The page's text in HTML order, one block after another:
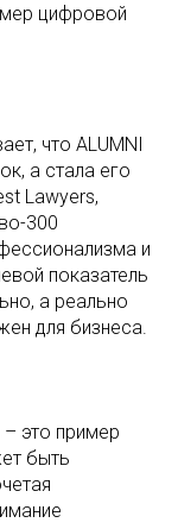
цифровой
что ALUMNI
а стала его
Lawyers,
300
и
показатель
а реально
для бизнеса.
– это пример
быть